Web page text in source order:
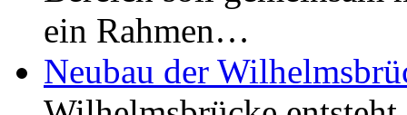
ein Rahmen…
Neubau der